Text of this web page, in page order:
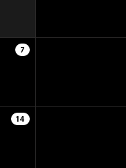
7
14